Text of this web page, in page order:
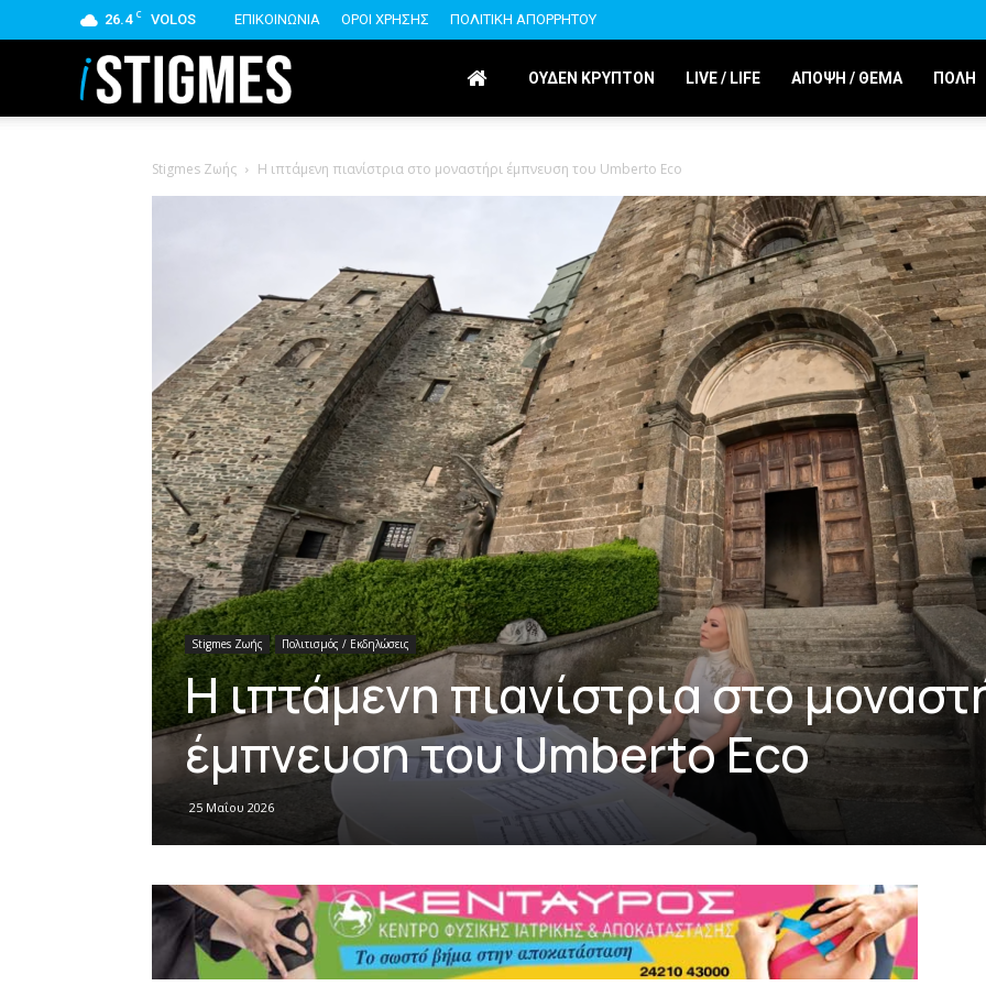
26.4 C VOLOS ΕΠΙΚΟΙΝΩΝΙΑ ΟΡΟΙ ΧΡΗΣΗΣ ΠΟΛΙΤΙΚΗ ΑΠΟΡΡΗΤΟΥ
istigmes ΟΥΔΕΝ ΚΡΥΠΤΟΝ LIVE / LIFE ΑΠΟΨΗ / ΘΕΜΑ ΠΟΛΗ
Stigmes Ζωής Η ιπτάμενη πιανίστρια στο μοναστήρι έμπνευση του Umberto Eco
Stigmes Ζωής Πολιτισμός / Εκδηλώσεις
Η ιπτάμενη πιανίστρια στο
έμπνευση του Umberto Eco
25 Μαΐου 2026